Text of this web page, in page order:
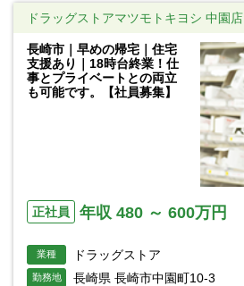
ドラッグストアマツモトキヨシ 中園店
長崎市｜早めの帰宅｜住宅
支援あり｜18時台終業！仕
事とプライベートとの両立
も可能です。【社員募集】
正社員 年収 480 ～ 600万円
業種 ドラッグストア
勤務地 長崎県 長崎市中園町10-3